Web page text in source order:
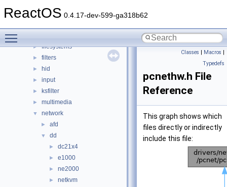
ReactOS 0.4.17-dev-599-ga318b62
► bluetooth
► filesystems
► filters
► hid
► input
► ksfilter
► multimedia
▼ network
► afd
▼ dd
► dc21x4
► e1000
► ne2000
► netkvm
Classes | Macros |
Typedefs
pcnethw.h File
Reference
This graph shows which
files directly or indirectly
include this file: